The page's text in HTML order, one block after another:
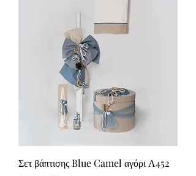
Σετ βάπτισης Blue Camel αγόρι Λ452